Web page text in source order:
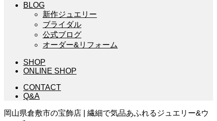
BLOG
新作ジュエリー
ブライダル
公式ブログ
オーダー&リフォーム
SHOP
ONLINE SHOP
CONTACT
Q&A
岡山県倉敷市の宝飾店 | 繊細で気品あふれるジュエリー&ウ